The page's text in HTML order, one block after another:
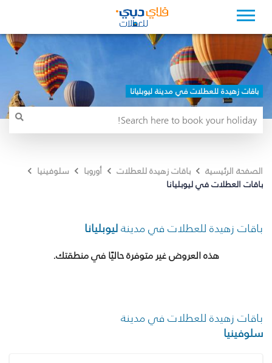
باقات زهيدة للعطلات في مدينة ليوبليانا
الصفحة الرئيسية باقات زهيدة للعطلات أوروبا
سلوفينيا
باقات العطلات في ليوبليانا
باقات زهيدة للعطلات في مدينةليوبليانا
هذه العروض غير متوفرة حاليًا في منطقتك.
باقات زهيدة للعطلات في مدينة
سلوفينيا